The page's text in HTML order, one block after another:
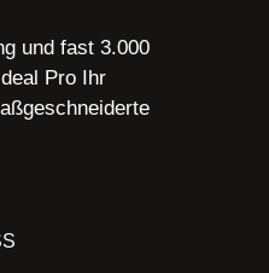
und fast 3.000
Pro Ihr